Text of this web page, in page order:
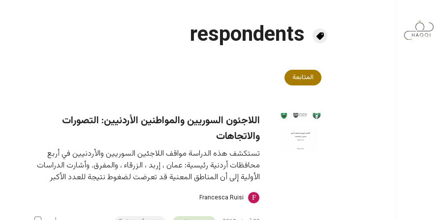
respondents
المتابعة
اللاجئون السوريين والمواطنين الأردنيين: التصورات
والاتجاهات
تستكشف هذه الدراسة مواقف اللاجئين السوريين والأردنيين في أربع
محافظات أردنية رئيسية: عمان ، إربد ، الزرقاء ، والمفرق. وأشارت الدراسات
الأولية إلى أن المناطق المعنية قد تعرضت لضغوط نتيجة للعدد الأكبر
Francesca Ruisi